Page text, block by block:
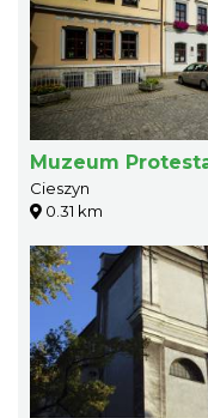
Muzeum
Cieszyn
0.31 km